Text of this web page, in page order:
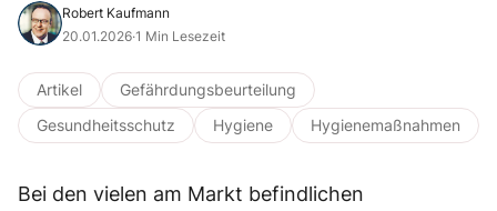
Robert Kaufmann
20.01.2026·1 Min Lesezeit
Artikel
Gefährdungsbeurteilung
Gesundheitsschutz
Hygiene Hygienemaßnahmen
Bei den vielen am Markt befindlichen